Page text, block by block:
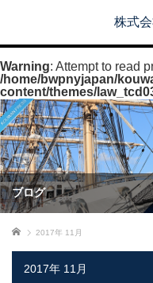
株式
Warning: Attempt to read
/home/bwpnyjapan/
content/themes/
ブログ
ホーム 2017年 11月
2017年 11月